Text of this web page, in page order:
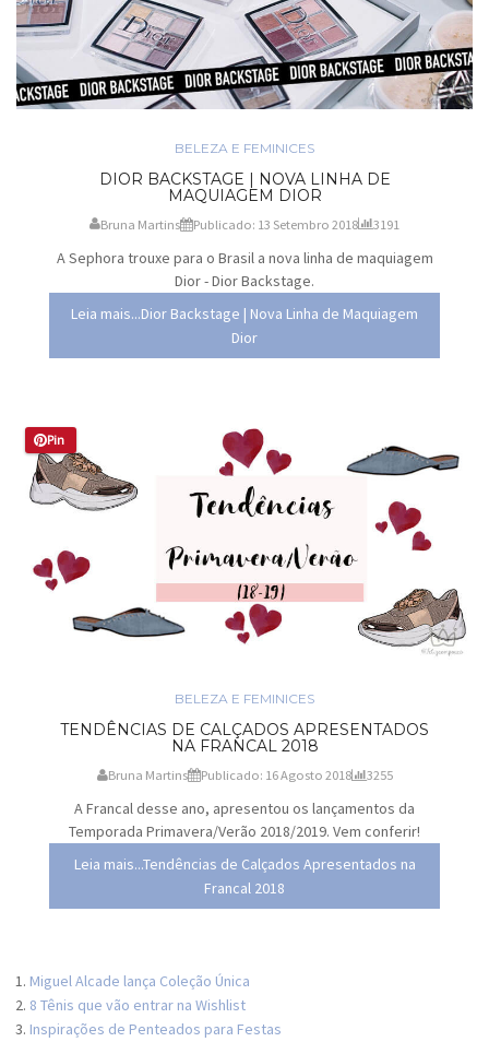
BELEZA E FEMINICES
DIOR BACKSTAGE | NOVA LINHA DE
MAQUIAGEM DIOR
Bruna Martins Publicado: 13 Setembro 2018 3191
A Sephora trouxe para o Brasil a nova linha de maquiagem
Dior - Dior Backstage.
Leia mais...Dior Backstage | Nova Linha de Maquiagem
Dior
Pin
BELEZA E FEMINICES
TENDÊNCIAS DE CALÇADOS APRESENTADOS
NA FRANCAL 2018
Bruna Martins Publicado: 16 Agosto 2018 3255
A Francal desse ano, apresentou os lançamentos da
Temporada Primavera/Verão 2018/2019. Vem conferir!
Leia mais...Tendências de Calçados Apresentados na
Francal 2018
Miguel Alcade lança Coleção Única
8 Tênis que vão entrar na Wishlist
Inspirações de Penteados para Festas